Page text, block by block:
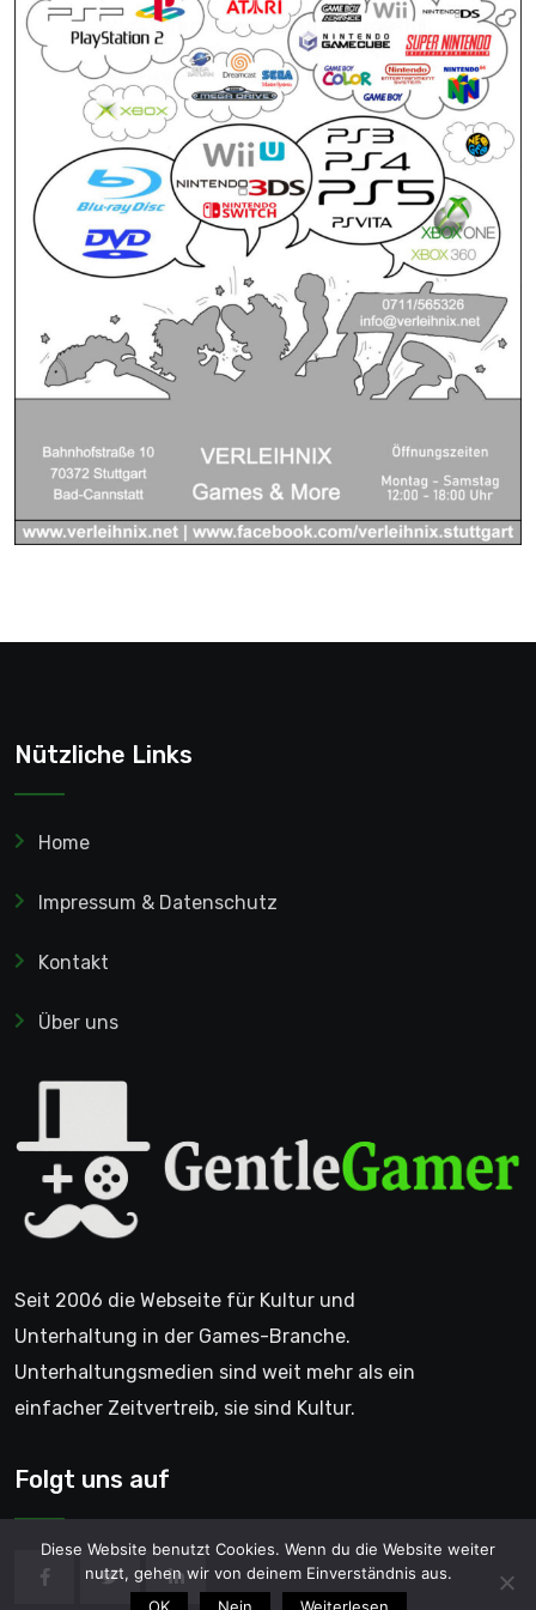
Nützliche Links
Home
Impressum & Datenschutz
Kontakt
Über uns
Seit 2006 die Webseite für Kultur und
Unterhaltung in der Games-Branche.
Unterhaltungsmedien sind weit mehr als ein
einfacher Zeitvertreib, sie sind Kultur.
Folgt uns auf
Diese Website benutzt Cookies. Wenn du die Website weiter
nutzt, gehen wir von deinem Einverständnis aus.